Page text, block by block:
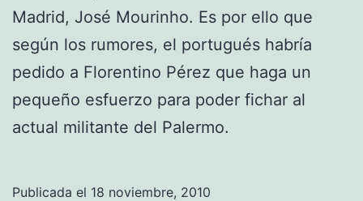
Madrid, José Mourinho. Es por ello que
según los rumores, el portugués habría
pedido a Florentino Pérez que haga un
pequeño esfuerzo para poder fichar al
actual militante del Palermo.
Publicada el 18 noviembre, 2010